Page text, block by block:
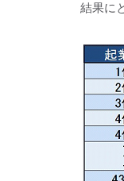
結果に